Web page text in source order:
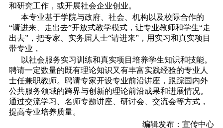
和研究工作，或开展社会企业创业。
本专业基于学院与政府、社会、机构以及校际合作的
“请进来、走出去”开放式教学模式，让专业教师和学生“走
出去”，把专家、实务届人士“请进来”，用实习和真实项目
带专业，
以社会服务实习训练和真实项目培养学生知识和技能。
聘请一定数量的既有理论知识又有丰富实践经验的专业人
士任兼职教师。聘请专家开设专业前沿讲座，跟踪国内外
公共服务领域的跨界与创新的理论前沿成果和进展情况。
通过交流学习、名师专题讲座、研讨会、交流会等方式，
提高专业培养质量。
编辑发布：宣传中心